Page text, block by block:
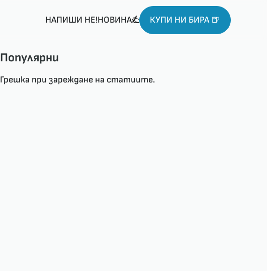
НАПИШИ НЕ!НОВИНА КУПИ НИ БИРА 🍺
Популярни
Грешка при зареждане на статиите.